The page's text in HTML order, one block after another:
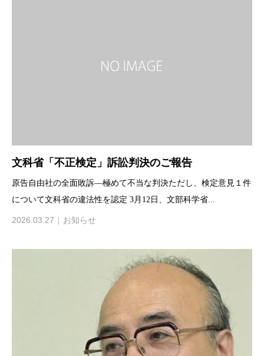
文科省「不正検定」訴訟判決のご報告
原告自由社の全面敗訴―極めて不当な判決ただし、検定意見１件
について文科省の違法性を認定 3月12日、文部科学省...
2026.03.27 お知らせ